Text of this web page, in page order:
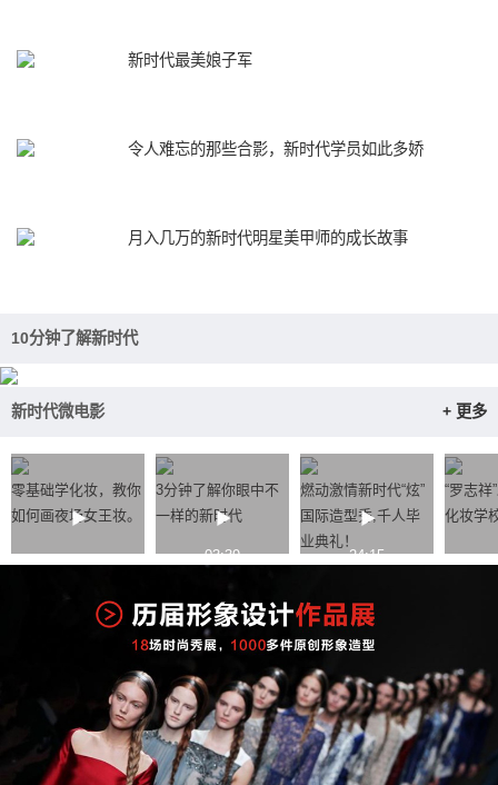
新时代最美娘子军
令人难忘的那些合影，新时代学员如此多娇
月入几万的新时代明星美甲师的成长故事
10分钟了解新时代
新时代微电影 + 更多
零基础学化妆，教你
如何画夜场女王妆。
3分钟了解你眼中不
一样的新时代
03:39
燃动激情新时代“炫”
国际造型秀,千人毕
业典礼！
24:15
“罗志祥
化妆学